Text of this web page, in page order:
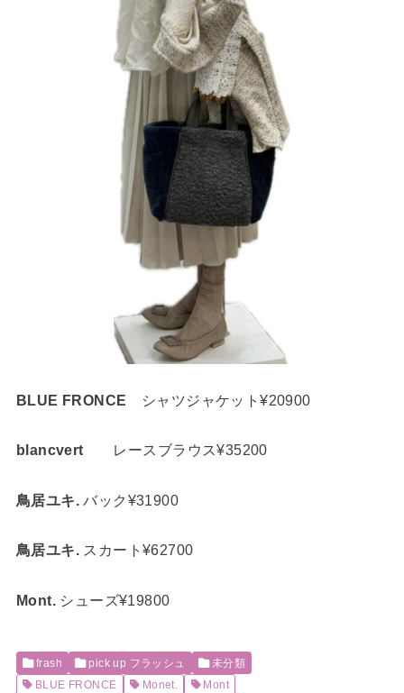
BLUE FRONCE シャツジャケット¥20900
blancvert レースブラウス¥35200
鳥居ユキ.バック¥31900
鳥居ユキ.スカート¥62700
Mont. シューズ¥19800
frash pick up フラッシュ
未分類
BLUE FRONCE
Monet.
Mont